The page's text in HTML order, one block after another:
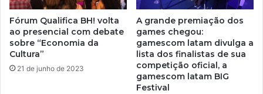
Fórum Qualifica BH! volta
ao presencial com debate
sobre “Economia da
Cultura”
21 de junho de 2023
A grande premiação dos
games chegou:
gamescom latam divulga a
lista dos finalistas de sua
competição oficial, a
gamescom latam BIG
Festival